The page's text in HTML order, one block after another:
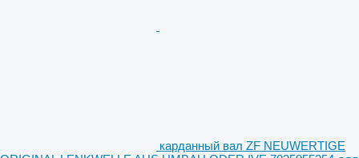
карданный вал ZF NEUWERTIGE